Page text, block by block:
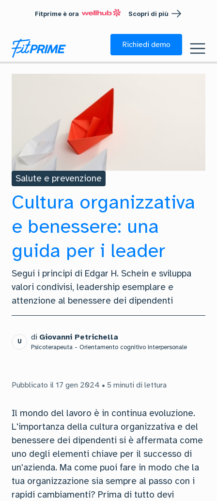
Fitprime è ora Scopri di più
Richiedi demo
Salute e prevenzione
Cultura organizzativa
e benessere: una
guida per i leader
Segui i principi di Edgar H. Schein e sviluppa
valori condivisi, leadership esemplare e
attenzione al benessere dei dipendenti
U di Giovanni Petrichella
Psicoterapeuta - Orientamento cognitivo interpersonale
Pubblicato il 17 gen 2024 • 5 minuti di lettura
Il mondo del lavoro è in continua evoluzione.
L'importanza della cultura organizzativa e del
benessere dei dipendenti si è affermata come
uno degli elementi chiave per il successo di
un'azienda. Ma come puoi fare in modo che la
tua organizzazione sia sempre al passo con i
rapidi cambiamenti? Prima di tutto devi